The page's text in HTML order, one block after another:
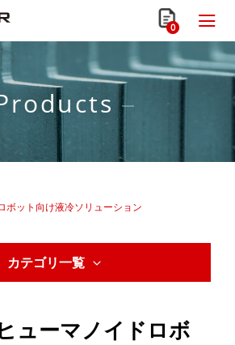
0
ボット向け液冷ソリューション
カテゴリ一覧
ューマノイドロボ